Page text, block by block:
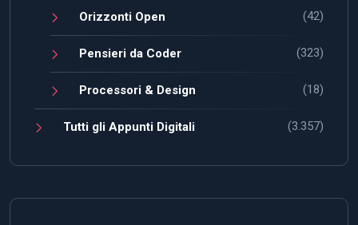
Orizzonti Open (42)
Pensieri da Coder (323)
Processori & Design (18)
Tutti gli Appunti Digitali (3.357)